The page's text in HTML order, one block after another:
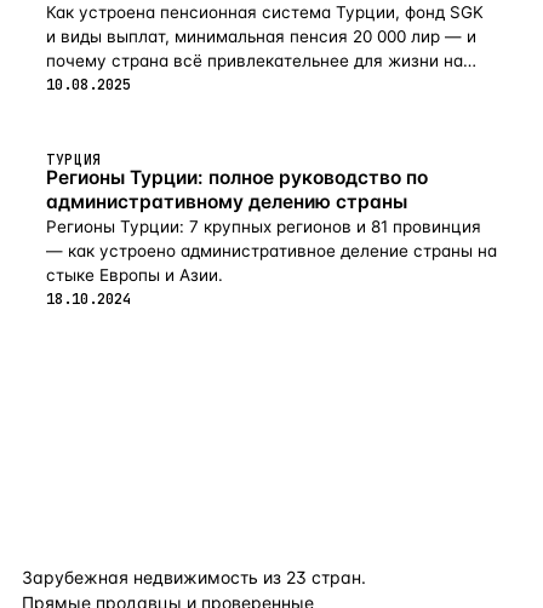
Как устроена пенсионная система Турции, фонд SGK
и виды выплат, минимальная пенсия 20 000 лир — и
почему страна всё привлекательнее для жизни на
пенсии в 2026-м.
10.08.2025
ТУРЦИЯ
Регионы Турции: полное руководство по
административному делению страны
Регионы Турции: 7 крупных регионов и 81 провинция
— как устроено административное деление страны на
стыке Европы и Азии.
18.10.2024
Зарубежная недвижимость из 23 стран.
Прямые продавцы и проверенные